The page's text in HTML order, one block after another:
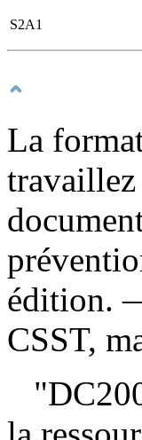
S2A1
La
édition.
CSST,